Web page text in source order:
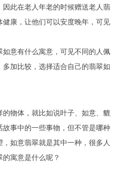
此在老人年老的时候赠送老人翡
康，让他们可以安度晚年，可见
意有什么寓意，可见不同的人佩
加比较，选择适合自己的翡翠如
物体，就比如说叶子、如意、貔
事中的一些事物，但不管是哪种
如意翡翠就是其中一种，很多人
寓意是什么呢？